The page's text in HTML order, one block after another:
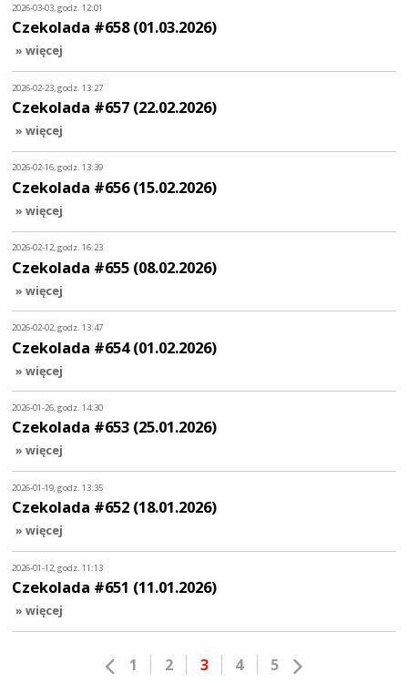
2026-03-03, godz. 12:01
Czekolada #658 (01.03.2026)
» więcej
2026-02-23, godz. 13:27
Czekolada #657 (22.02.2026)
» więcej
2026-02-16, godz. 13:39
Czekolada #656 (15.02.2026)
» więcej
2026-02-12, godz. 16:23
Czekolada #655 (08.02.2026)
» więcej
2026-02-02, godz. 13:47
Czekolada #654 (01.02.2026)
» więcej
2026-01-26, godz. 14:30
Czekolada #653 (25.01.2026)
» więcej
2026-01-19, godz. 13:35
Czekolada #652 (18.01.2026)
» więcej
2026-01-12, godz. 11:13
Czekolada #651 (11.01.2026)
» więcej
1 2 3 4 5